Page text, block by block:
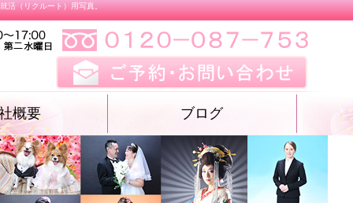
活（リクルート）用写真。
概要 ブログ